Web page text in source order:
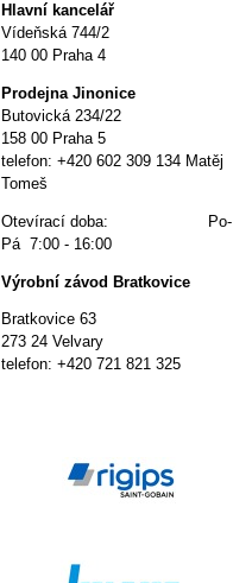
Hlavní kancelář
Vídeňská 744/2
140 00 Praha 4
Prodejna Jinonice
Butovická 234/22
158 00 Praha 5
telefon: +420 602 309 134 Matěj
Tomeš
Otevírací doba: Po-
Pá 7:00 - 16:00
Výrobní závod Bratkovice
Bratkovice 63
273 24 Velvary
telefon: +420 721 821 325